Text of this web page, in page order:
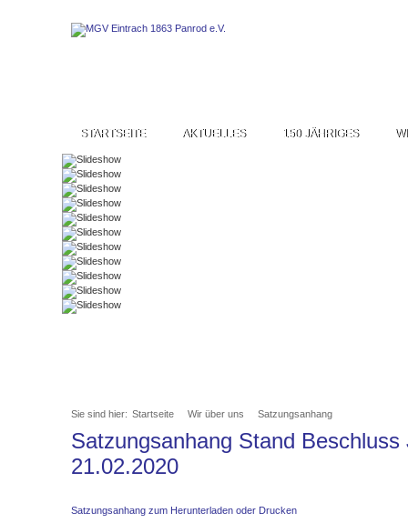
STARTSEITE AKTUELLES 150 JÄHRIGES
Sie sind hier: Startseite Wir über uns Satzungsanhang
Satzungsanhang Stand Beschluss
21.02.2020
Satzungsanhang zum Herunterladen oder Drucken